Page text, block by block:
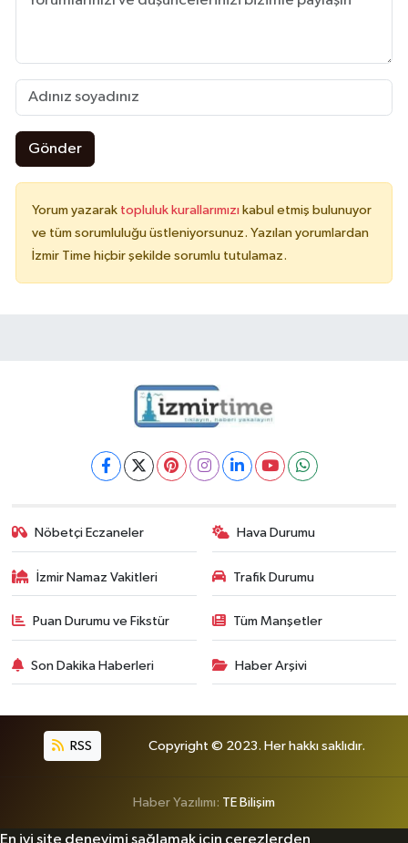
Gönder
Yorum yazarak topluluk kurallarımızı kabul etmiş bulunuyor
ve tüm sorumluluğu üstleniyorsunuz. Yazılan yorumlardan
İzmir Time hiçbir şekilde sorumlu tutulamaz.
Nöbetçi Eczaneler Hava Durumu
İzmir Namaz Vakitleri Trafik Durumu
Puan Durumu ve Fikstür Tüm Manşetler
Son Dakika Haberleri Haber Arşivi
RSS Copyright © 2023. Her hakkı saklıdır.
Haber Yazılımı: TE Bilişim
En iyi site deneyimi sağlamak için çerezlerden